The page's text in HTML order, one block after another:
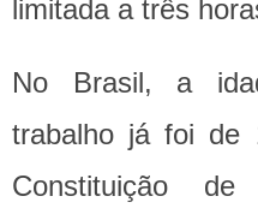
limitada a três
No Brasil, a
trabalho já foi de
Constituição de